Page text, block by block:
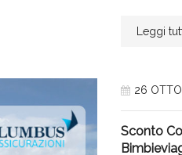
Leggi
26
Sconto